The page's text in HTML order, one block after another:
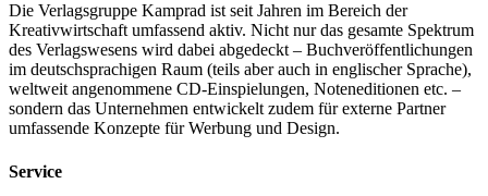
Die Verlagsgruppe Kamprad ist seit Jahren im Bereich der
Kreativwirtschaft umfassend aktiv. Nicht nur das gesamte Spektrum
des Verlagswesens wird dabei abgedeckt – Buchveröffentlichungen
im deutschsprachigen Raum (teils aber auch in englischer Sprache),
weltweit angenommene CD-Einspielungen, Noteneditionen etc. –
sondern das Unternehmen entwickelt zudem für externe Partner
umfassende Konzepte für Werbung und Design.
Service